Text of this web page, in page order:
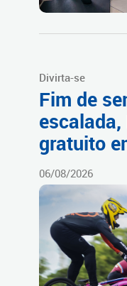
Divirta-se
Fim de
gratuito
06/08/2026